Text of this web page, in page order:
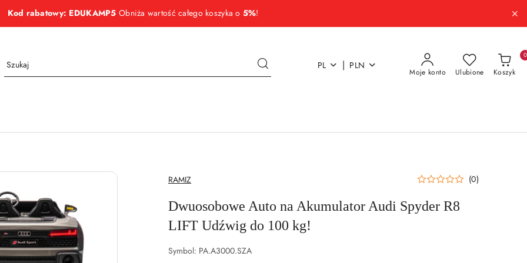
Kod rabatowy: EDUKAMP5 Obniża wartość całego koszyka o 5%!
PL | PLN
Moje konto Ulubione Koszyk
0
NAZWA
PRODUCENTA:
RAMIZ (0)
Dwuosobowe Auto na Akumulator Audi Spyder R8
LIFT Udźwig do 100 kg!
Symbol: PA.A3000.SZA